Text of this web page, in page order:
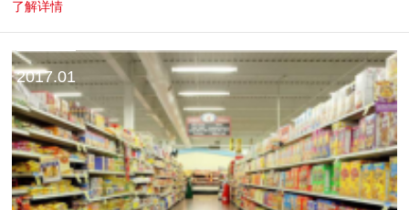
了解详情
2017.01